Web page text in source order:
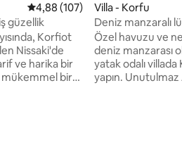
5 üzerinden ortalama 4,88
4,88 (107)
güzellik
Korfiot
Nissaki'de
ve harika bir
mükemmel bir
Villa - Korfu
Deniz manzaralı
havuz | Jade
Özel havuzu ve
deniz manzarası
yatak odalı
yapın.